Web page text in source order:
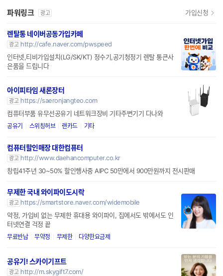
파워링크 광고
렌탈통 네이버공동가입카페
광고 http://cafe.naver.com/pwspeed
아이피타임 새론장터
광고 https://saeronjangteo.com
컴퓨터부품 유무선공유기 네트워크장비 기타주변기기 다나와
공유기 스위칭허브 랜카드
컴퓨터할인매장 대한컴퓨터
광고 http://www.daehancomputer.co.kr
무제한 국내 와이파이도시락
광고 https://smartstore.naver.com/widemobile
약정, 가입비 없는 무제한 휴대용 와이파이, 집에서도 밖에서도 인
터넷연결 걱정 끝